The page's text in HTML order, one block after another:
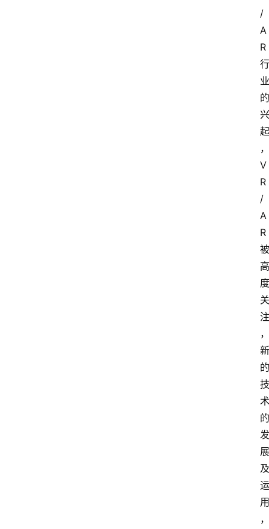
/
A
R
行
业
的
兴
起
，
V
R
/
A
R
被
高
度
关
注
，
新
的
技
术
的
发
展
及
运
用
，